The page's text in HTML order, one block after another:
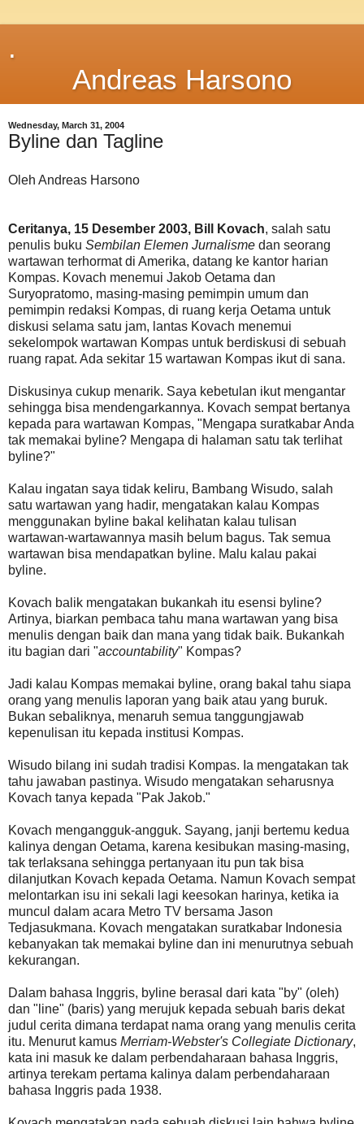
.
Andreas Harsono
Wednesday, March 31, 2004
Byline dan Tagline
Oleh Andreas Harsono
Ceritanya, 15 Desember 2003, Bill Kovach, salah satu
penulis buku Sembilan Elemen Jurnalisme dan seorang
wartawan terhormat di Amerika, datang ke kantor harian
Kompas. Kovach menemui Jakob Oetama dan
Suryopratomo, masing-masing pemimpin umum dan
pemimpin redaksi Kompas, di ruang kerja Oetama untuk
diskusi selama satu jam, lantas Kovach menemui
sekelompok wartawan Kompas untuk berdiskusi di sebuah
ruang rapat. Ada sekitar 15 wartawan Kompas ikut di sana.
Diskusinya cukup menarik. Saya kebetulan ikut mengantar
sehingga bisa mendengarkannya. Kovach sempat bertanya
kepada para wartawan Kompas, "Mengapa suratkabar Anda
tak memakai byline? Mengapa di halaman satu tak terlihat
byline?"
Kalau ingatan saya tidak keliru, Bambang Wisudo, salah
satu wartawan yang hadir, mengatakan kalau Kompas
menggunakan byline bakal kelihatan kalau tulisan
wartawan-wartawannya masih belum bagus. Tak semua
wartawan bisa mendapatkan byline. Malu kalau pakai
byline.
Kovach balik mengatakan bukankah itu esensi byline?
Artinya, biarkan pembaca tahu mana wartawan yang bisa
menulis dengan baik dan mana yang tidak baik. Bukankah
itu bagian dari "accountability" Kompas?
Jadi kalau Kompas memakai byline, orang bakal tahu siapa
orang yang menulis laporan yang baik atau yang buruk.
Bukan sebaliknya, menaruh semua tanggungjawab
kepenulisan itu kepada institusi Kompas.
Wisudo bilang ini sudah tradisi Kompas. Ia mengatakan tak
tahu jawaban pastinya. Wisudo mengatakan seharusnya
Kovach tanya kepada "Pak Jakob."
Kovach mengangguk-angguk. Sayang, janji bertemu kedua
kalinya dengan Oetama, karena kesibukan masing-masing,
tak terlaksana sehingga pertanyaan itu pun tak bisa
dilanjutkan Kovach kepada Oetama. Namun Kovach sempat
melontarkan isu ini sekali lagi keesokan harinya, ketika ia
muncul dalam acara Metro TV bersama Jason
Tedjasukmana. Kovach mengatakan suratkabar Indonesia
kebanyakan tak memakai byline dan ini menurutnya sebuah
kekurangan.
Dalam bahasa Inggris, byline berasal dari kata "by" (oleh)
dan "line" (baris) yang merujuk kepada sebuah baris dekat
judul cerita dimana terdapat nama orang yang menulis cerita
itu. Menurut kamus Merriam-Webster's Collegiate Dictionary,
kata ini masuk ke dalam perbendaharaan bahasa Inggris,
artinya terekam pertama kalinya dalam perbendaharaan
bahasa Inggris pada 1938.